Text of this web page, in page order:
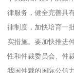
律服务，健全完善具
律制度，加快培育一
实措施。要加快推进
性和仲裁委员会、仲
我国仲裁的国际公信